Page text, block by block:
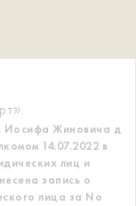
Иосифа Жиновича д
14.07.2022 в
лиц и
запись о
лица за No